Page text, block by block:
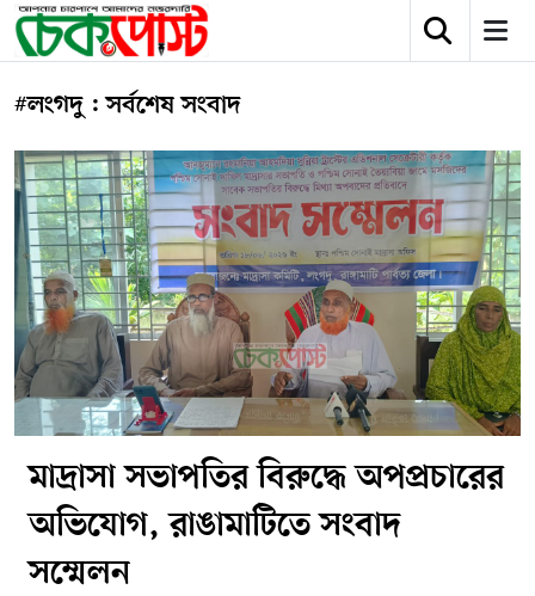
#লংগদু : সর্বশেষ সংবাদ
মাদ্রাসা সভাপতির বিরুদ্ধে অপপ্রচারের
অভিযোগ, রাঙামাটিতে সংবাদ
সম্মেলন